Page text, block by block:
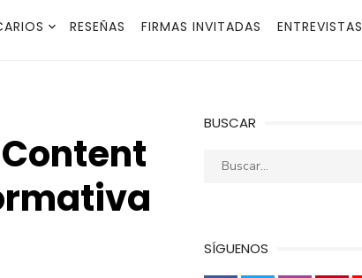
RESEÑAS FIRMAS INVITADAS ENTREVISTAS
BUSCAR
Buscar:
SÍGUENOS